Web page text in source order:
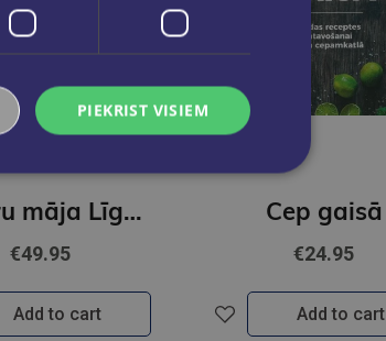
Pavāru māja Līgatnē
€49.95
Add to cart
Cep gaisā
€24.95
Add to cart
PIEKRIST VISIEM